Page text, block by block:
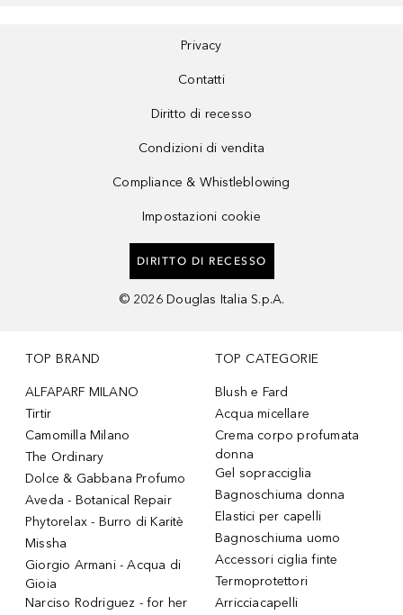
Privacy
Contatti
Diritto di recesso
Condizioni di vendita
Compliance & Whistleblowing
Impostazioni cookie
DIRITTO DI RECESSO
© 2026 Douglas Italia S.p.A.
TOP BRAND
ALFAPARF MILANO
Tirtir
Camomilla Milano
The Ordinary
Dolce & Gabbana Profumo
Aveda - Botanical Repair
Phytorelax - Burro di Karitè
Missha
Giorgio Armani - Acqua di
Gioia
Narciso Rodriguez - for her
TOP CATEGORIE
Blush e Fard
Acqua micellare
Crema corpo profumata
donna
Gel sopracciglia
Bagnoschiuma donna
Elastici per capelli
Bagnoschiuma uomo
Accessori ciglia finte
Termoprotettori
Arricciacapelli